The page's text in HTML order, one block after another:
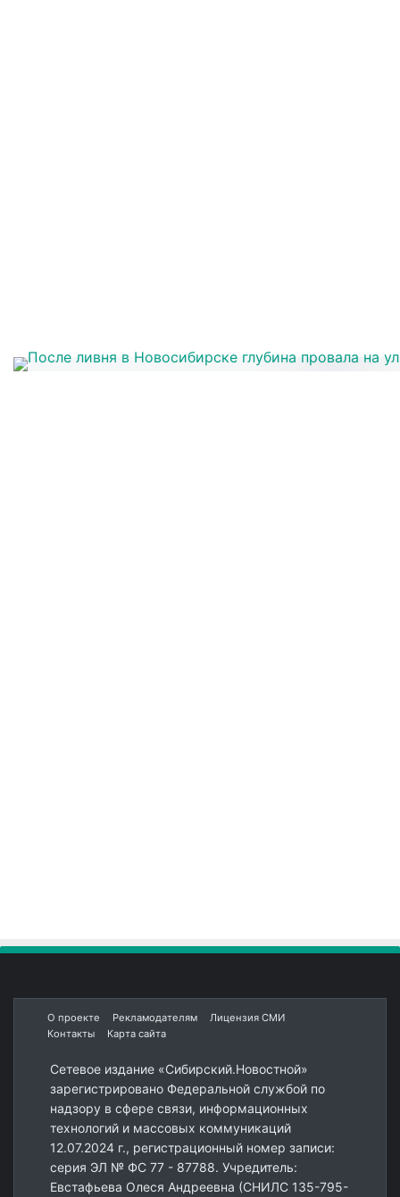
О проекте Рекламодателям
Лицензия СМИ
Контакты
Карта сайта
Сетевое издание «Сибирский.Новостной»
зарегистрировано Федеральной службой по
надзору в сфере связи, информационных
технологий и массовых коммуникаций
12.07.2024 г., регистрационный номер записи:
серия ЭЛ № ФС 77 - 87788. Учредитель:
Евстафьева Олеся Андреевна (СНИЛС 135-795-